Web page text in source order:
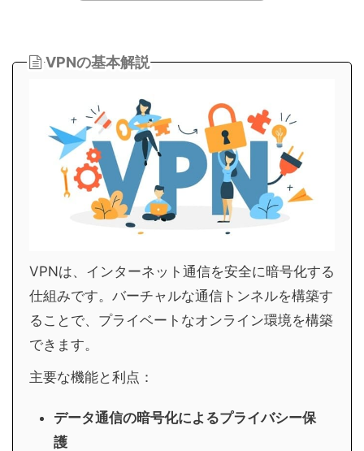
VPNの基本解説
VPNは、インターネット通信を安全に暗号化する
仕組みです。バーチャルな通信トンネルを構築す
ることで、プライベートなオンライン環境を構築
できます。
主要な機能と利点：
データ通信の暗号化によるプライバシー保
護